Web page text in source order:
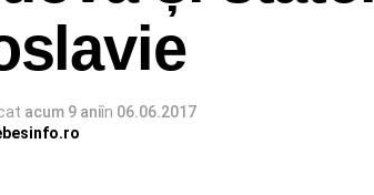
acum 9 aniîn 06.06.2017